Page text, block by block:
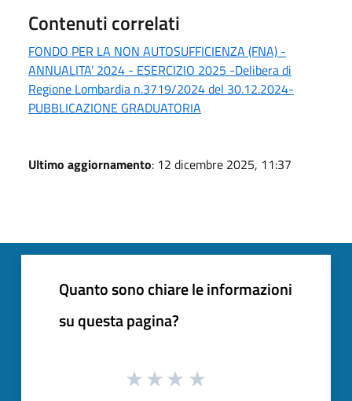
Contenuti correlati
FONDO PER LA NON AUTOSUFFICIENZA (FNA) -
ANNUALITA’ 2024 - ESERCIZIO 2025 -Delibera di
Regione Lombardia n.3719/2024 del 30.12.2024-
PUBBLICAZIONE GRADUATORIA
Ultimo aggiornamento: 12 dicembre 2025, 11:37
Quanto sono chiare le informazioni
su questa pagina?